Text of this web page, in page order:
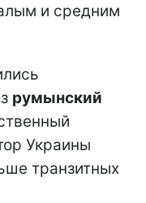
и средним
румынский
Украины
транзитных